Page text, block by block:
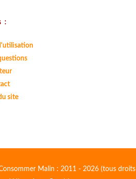
:
site
Malin : 2011 - 2026 (tous droits